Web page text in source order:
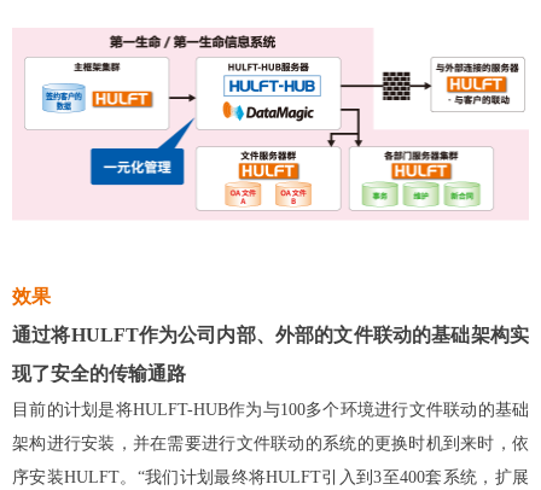
效果
通过将HULFT作为公司内部、外部的文件联动的基础架构实
现了安全的传输通路
目前的计划是将HULFT-HUB作为与100多个环境进行文件联动的基础
架构进行安装，并在需要进行文件联动的系统的更换时机到来时，依
序安装HULFT。“我们计划最终将HULFT引入到3至400套系统，扩展